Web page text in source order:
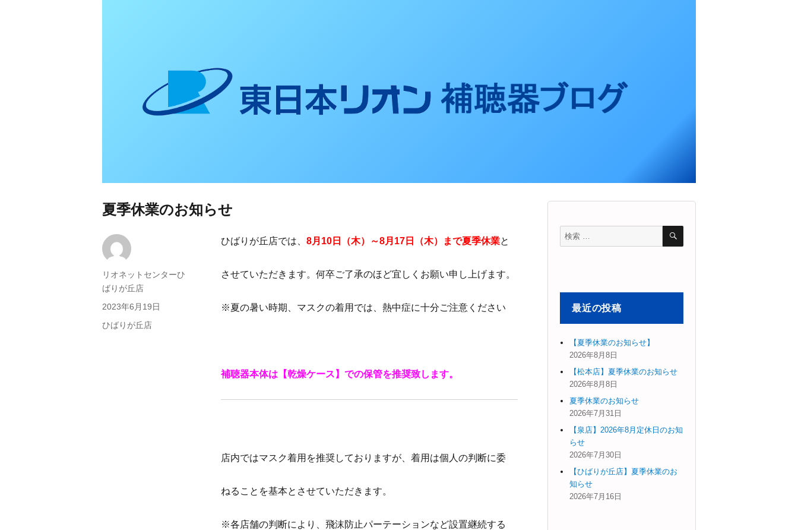
夏季休業のお知らせ
ひばりが丘店では、 8月10日（木）～8月17日（木）まで夏季休業と
させていただきます。何卒ご了承のほど宜しくお願い申し上げます。
※夏の暑い時期、マスクの着用では、熱中症に十分ご注意ください
補聴器本体は【乾燥ケース】での保管を推奨致します。
店内ではマスク着用を推奨しておりますが、着用は個人の判断に委
ねることを基本とさせていただきます。
※各店舗の判断により、飛沫防止パーテーションなど設置継続する
投
稿
者
リオネットセンターひ
ばりが丘店
投
稿
2023年6月19日
カ
ひばりが丘店
検
索
検
最近の投稿
【夏季休業のお知らせ】
2026年8月8日
【松本店】夏季休業のお知らせ
2026年8月8日
夏季休業のお知らせ
2026年7月31日
【泉店】2026年8月定休日のお知
らせ
2026年7月30日
【ひばりが丘店】夏季休業のお
知らせ
2026年7月16日